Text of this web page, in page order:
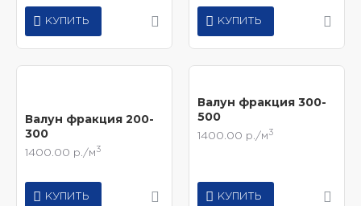
КУПИТЬ КУПИТЬ
Валун фракция 200-
300
1400.00 р./м 3
КУПИТЬ
Валун фракция 300-
500
1400.00 р./м 3
КУПИТЬ